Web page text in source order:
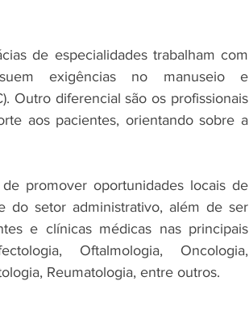
de especialidades trabalham com
exigências no manuseio e
Outro diferencial são os profissionais
aos pacientes, orientando sobre a
promover oportunidades locais de
do setor administrativo, além de ser
e clínicas médicas nas principais
Oftalmologia, Oncologia,
Reumatologia, entre outros.